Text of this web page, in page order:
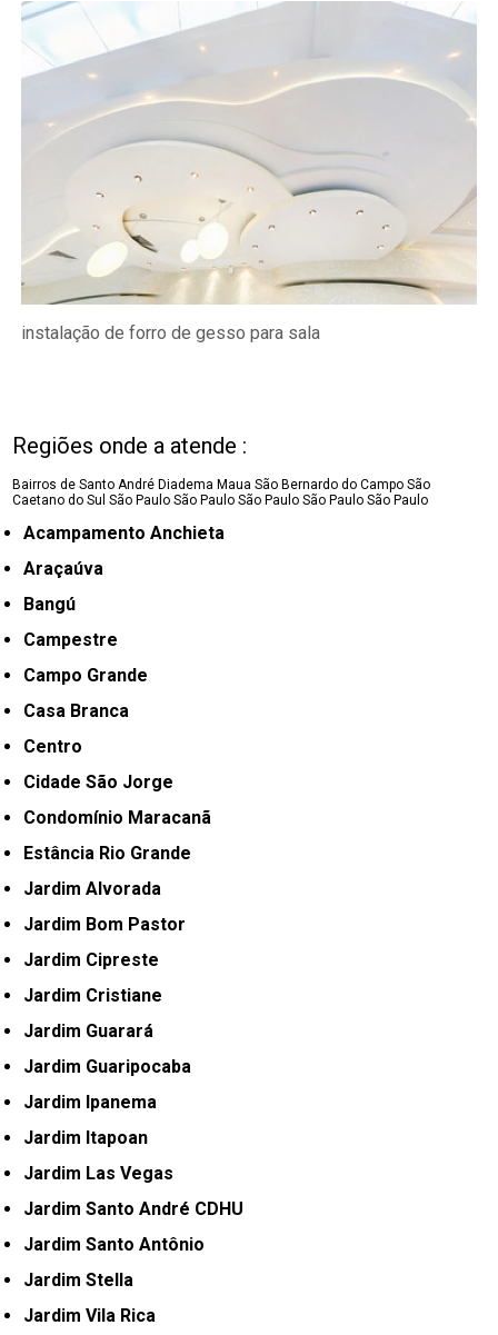
instalação de forro de gesso para sala
Regiões onde a atende :
Bairros de Santo André Diadema Maua São Bernardo do Campo São
Caetano do SulSão Paulo São Paulo São Paulo São Paulo São Paulo
Acampamento Anchieta
Araçaúva
Bangú
Campestre
Campo Grande
Casa Branca
Centro
Cidade São Jorge
Condomínio Maracanã
Estância Rio Grande
Jardim Alvorada
Jardim Bom Pastor
Jardim Cipreste
Jardim Cristiane
Jardim Guarará
Jardim Guaripocaba
Jardim Ipanema
Jardim Itapoan
Jardim Las Vegas
Jardim Santo André CDHU
Jardim Santo Antônio
Jardim Stella
Jardim Vila Rica